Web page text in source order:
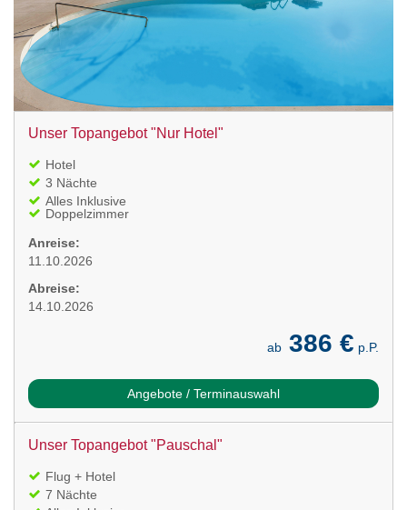
Unser Topangebot "Nur Hotel"
Hotel
3 Nächte
Alles Inklusive
Doppelzimmer
Anreise:
11.10.2026
Abreise:
14.10.2026
ab 386 € p.P.
Angebote / Terminauswahl
Unser Topangebot "Pauschal"
Flug + Hotel
7 Nächte